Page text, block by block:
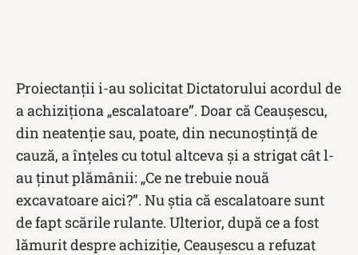
Proiectanții i-au solicitat Dictatorului acordul de
a achiziționa „escalatoare”. Doar că Ceaușescu,
din neatenţie sau, poate, din necunoştinţă de
cauză, a înţeles cu totul altceva şi a strigat cât l-
au ținut plămânii: „Ce ne trebuie nouă
excavatoare aici?”. Nu ştia că escalatoare sunt
de fapt scările rulante. Ulterior, după ce a fost
lămurit despre achiziție, Ceaușescu a refuzat